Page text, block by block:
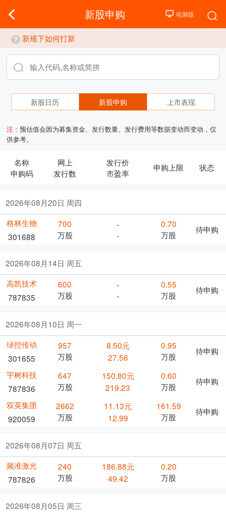
新股申购
新规下如何打新
新股日历 新股申购 上市表现
注：预估值会因为募集资金、发行数量、发行费用等数据变动而变动，仅
供参考。
名称
申购码
网上
发行数
发行价
市盈率
申购上限 状态
2026年08月20日 周四
格林生物
301688
700
万股
-
-
0.70
万股
待申购
2026年08月14日 周五
高凯技术
787835
600
万股
-
-
0.55
万股
待申购
2026年08月10日 周一
绿控传动
301655
957
万股
8.50元
27.56
0.95
万股
待申购
宇树科技
787836
647
万股
150.80元
219.23
0.60
万股
待申购
双英集团
920059
2662
万股
11.13元
12.99
161.59
万股
待申购
2026年08月07日 周五
频准激光
787826
240
万股
186.88元
49.42
0.20
万股
2026年08月05日 周三